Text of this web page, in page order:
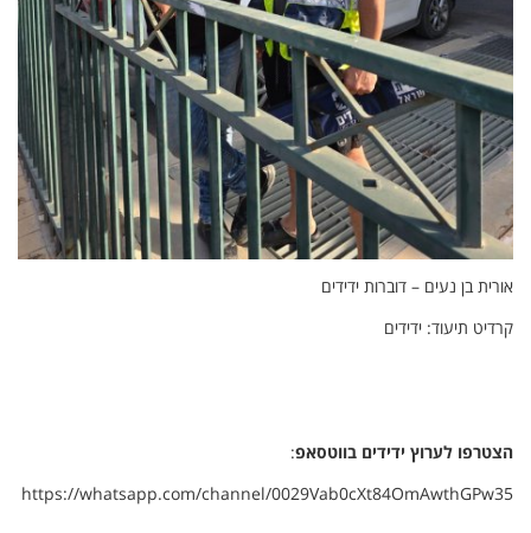
אורית בן נעים – דוברות ידידים
קרדיט תיעוד: ידידים
הצטרפו לערוץ ידידים בווטסאפ:
https://whatsapp.com/channel/0029Vab0cXt84OmAwthGPw35